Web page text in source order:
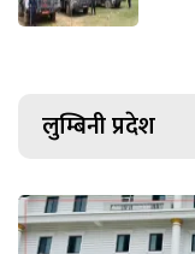
लुम्बिनी प्रदेश